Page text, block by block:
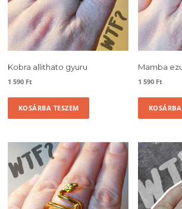
Kobra allithato gyuru
1 590 Ft
KOSÁRBA TESZEM
Mamba
1 590 Ft